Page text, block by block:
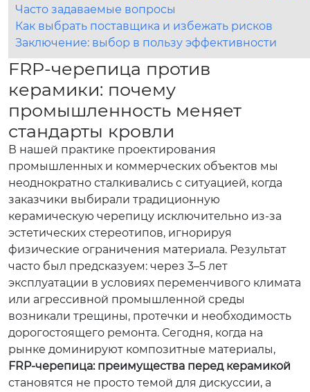
Часто задаваемые вопросы
Как выбрать поставщика и избежать рисков
Заключение: выбор в пользу эффективности
FRP-черепица против
керамики: почему
промышленность меняет
стандарты кровли
В нашей практике проектирования
промышленных и коммерческих объектов мы
неоднократно сталкивались с ситуацией, когда
заказчики выбирали традиционную
керамическую черепицу исключительно из-за
эстетических стереотипов, игнорируя
физические ограничения материала. Результат
часто был предсказуем: через 3–5 лет
эксплуатации в условиях переменчивого климата
или агрессивной промышленной среды
возникали трещины, протечки и необходимость
дорогостоящего ремонта. Сегодня, когда на
рынке доминируют композитные материалы,
FRP-черепица: преимущества перед керамикой
становятся не просто темой для дискуссии, а